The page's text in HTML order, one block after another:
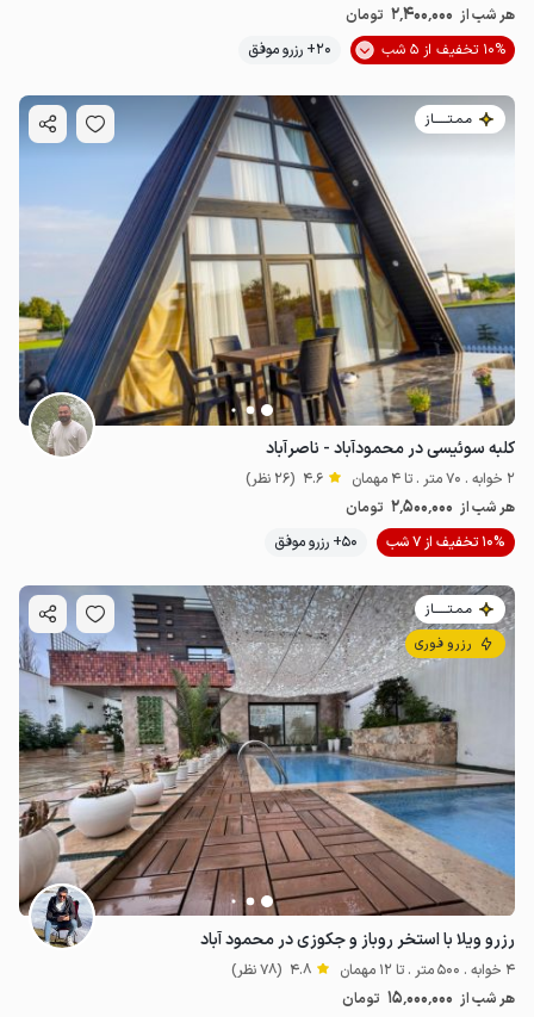
هر شب از 2٬400٬000 تومان
10% تخفیف از 5 شب
20+ رزرو موفق
مـمـتــــــاز
کلبه سوئیسی در محمودآباد - ناصرآباد
2 خوابه . 70 متر . تا 4 مهمان 4.6 (26 نظر)
هر شب از 2٬500٬000 تومان
10% تخفیف از 7 شب
50+ رزرو موفق
مـمـتــــــاز
رزرو فوری
رزرو ویلا با استخر روباز و جکوزی در محمود آباد
4 خوابه . 500 متر . تا 12 مهمان 4.8 (78 نظر)
هر شب از 15٬000٬000 تومان